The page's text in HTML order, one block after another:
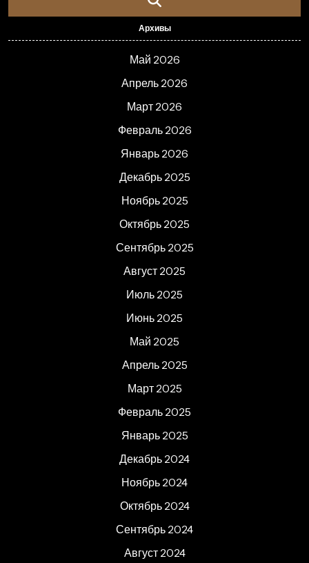
Архивы
Май 2026
Апрель 2026
Март 2026
Февраль 2026
Январь 2026
Декабрь 2025
Ноябрь 2025
Октябрь 2025
Сентябрь 2025
Август 2025
Июль 2025
Июнь 2025
Май 2025
Апрель 2025
Март 2025
Февраль 2025
Январь 2025
Декабрь 2024
Ноябрь 2024
Октябрь 2024
Сентябрь 2024
Август 2024